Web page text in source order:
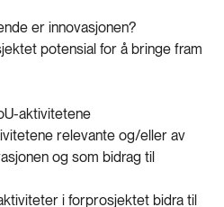
er innovasjonen?
potensial for å bringe fram
aktivitetene
relevante og/eller av
og som bidrag til
i forprosjektet bidra til